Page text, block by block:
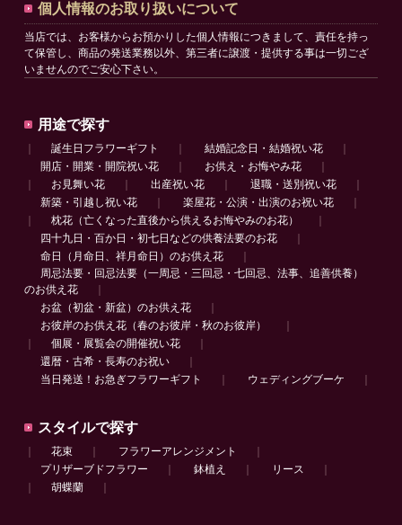
個人情報のお取り扱いについて
当店では、お客様からお預かりした個人情報につきまして、責任を持っ
て保管し、商品の発送業務以外、第三者に譲渡・提供する事は一切ござ
いませんのでご安心下さい。
用途で探す
誕生日フラワーギフト 結婚記念日・結婚祝い花
開店・開業・開院祝い花
お供え・お悔やみ花
お見舞い花 出産祝い花 退職・送別祝い花
新築・引越し祝い花
楽屋花・公演・出演のお祝い花
枕花（亡くなった直後から供えるお悔やみのお花）
四十九日・百か日・初七日などの供養法要のお花
命日（月命日、祥月命日）のお供え花
周忌法要・回忌法要（一周忌・三回忌・七回忌、法事、追善供養）
のお供え花
お盆（初盆・新盆）のお供え花
お彼岸のお供え花（春のお彼岸・秋のお彼岸）
個展・展覧会の開催祝い花
還暦・古希・長寿のお祝い
当日発送！お急ぎフラワーギフト
ウェディングブーケ
スタイルで探す
｜ 花束 ｜ フラワーアレンジメント
｜
プリザーブドフラワー
｜ 鉢植え ｜ リース
｜
｜
胡蝶蘭 ｜